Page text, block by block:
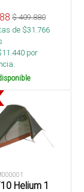
$409.880
de $31.766
11.440 por
Helium 1